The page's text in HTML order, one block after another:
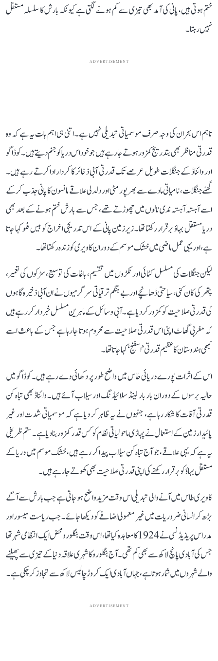
ختم ہوتی ہیں، پانی کی آمد بھی تیزی سے کم ہونے لگتی ہے کیونکہ بارش کا سلسلہ مستقل
نہیں رہتا۔
ADVERTISEMENT
تاہم اس بحران کی وجہ صرف موسمیاتی تبدیلی نہیں ہے۔ اتنی ہی اہم بات یہ ہے کہ وہ
قدرتی مناظر بھی بتدریج کمزور ہوتے جا رہے ہیں جو خود اس دریا کو جنم دیتے ہیں۔ کوڈاگو
اور وائناڈ کے جنگلات طویل عرصے تک قدرتی آبی ذخائر کا کردار ادا کرتے رہے ہیں۔
گھنے جنگلات، نامیاتی مادے سے بھرپور مٹی اور دلدلی علاقے مانسون کا پانی جذب کر کے
اسے آہستہ آہستہ ندی نالوں میں چھوڑتے تھے، جس سے بارش ختم ہونے کے بعد بھی
دریا مستقل بہاؤ برقرار رکھتا تھا۔ زیرزمین پانی کے اس تدریجی اخراج کو بیس فلو کہا جاتا
ہے، اور یہی عمل ماضی میں خشک موسم کے دوران کاویری کو زندہ رکھتا تھا۔
لیکن جنگلات کی مسلسل کٹائی اور ٹکڑوں میں تقسیم، باغات کی توسیع، سڑکوں کی تعمیر،
پتھر کی کان کنی، سیاحتی ڈھانچے اور بے ہنگم ترقیاتی سرگرمیوں نے ان آبی ذخیرہ گاہوں
کی قدرتی صلاحیت کو کمزور کر دیا ہے۔ آبی وسائل کے ماہرین مسلسل خبردار کر رہے ہیں
کہ مغربی گھاٹ اپنی اس قدرتی صلاحیت سے محروم ہوتا جا رہا ہے جس کے باعث اسے
کبھی ہندوستان کا عظیم قدرتی ’اسفنج‘ کہا جاتا تھا۔
اس کے اثرات پورے دریائی طاس میں واضح طور پر دکھائی دے رہے ہیں۔ کوڈاگو میں
حالیہ برسوں کے دوران بار بار لینڈ سلائیڈنگ اور سیلاب آئے ہیں۔ وائناڈ بھی تباہ کن
قدرتی آفات کا شکار رہا ہے، جنہوں نے یہ ظاہر کر دیا ہے کہ موسمیاتی شدت اور غیر
پائیدار زمین کے استعمال نے پہاڑی ماحولیاتی نظام کو کس قدر کمزور بنا دیا ہے۔ ستم ظریفی
یہ ہے کہ یہی علاقے، جو آج تباہ کن سیلاب پیدا کر رہے ہیں، خشک موسم میں دریا کے
مستقل بہاؤ کو برقرار رکھنے کی اپنی قدرتی صلاحیت بھی کھوتے جا رہے ہیں۔
کاویری طاس میں آنے والی تبدیلی اس وقت مزید واضح ہو جاتی ہے جب بارش سے آگے
بڑھ کر انسانی ضروریات میں غیر معمولی اضافے کو دیکھا جائے۔ جب ریاست میسور اور
مدراس پریذیڈنسی نے 1924 کا معاہدہ کیا تھا، اس وقت بنگلورو محض ایک انتظامی شہر تھا
جس کی آبادی پانچ لاکھ سے بھی کم تھی۔ آج بنگلورو کا شہری علاقہ دنیا کے تیزی سے پھیلنے
والے شہروں میں شمار ہوتا ہے، جہاں آبادی ایک کروڑ چالیس لاکھ سے تجاوز کر چکی ہے۔
ADVERTISEMENT